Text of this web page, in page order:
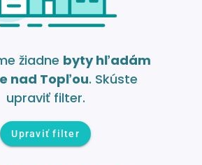
žiadne byty hľadám
nad Topľou. Skúste
upraviť filter.
Upraviť filter